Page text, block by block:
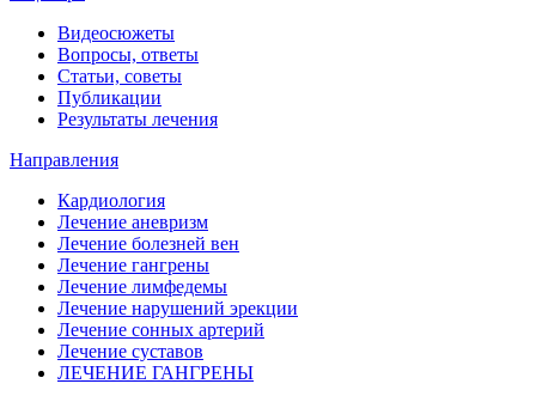
Видеосюжеты
Вопросы, ответы
Статьи, советы
Публикации
Результаты лечения
Направления
Кардиология
Лечение аневризм
Лечение болезней вен
Лечение гангрены
Лечение лимфедемы
Лечение нарушений эрекции
Лечение сонных артерий
Лечение суставов
ЛЕЧЕНИЕ ГАНГРЕНЫ